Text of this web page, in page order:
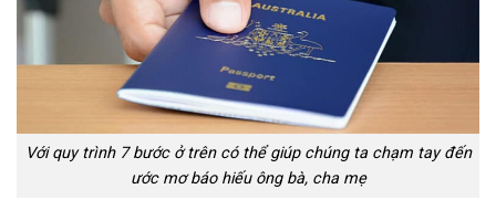
Với quy trình 7 bước ở trên có thể giúp chúng ta chạm tay đến
ước mơ báo hiếu ông bà, cha mẹ